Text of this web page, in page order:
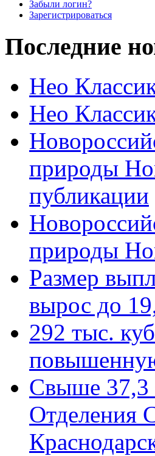
Забыли логин?
Зарегистрироваться
Последние
Нео
Нео
природы
публикации
природы
Размер
вырос до
292 тыс.
Свыше 37,3
Отделения